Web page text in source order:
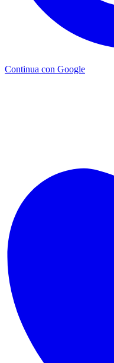
Continua con Google